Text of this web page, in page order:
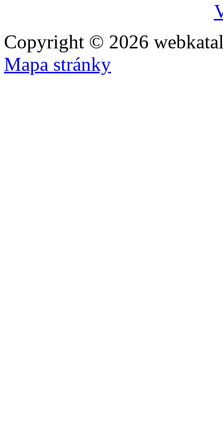
Copyright © 2026
Mapa stránky